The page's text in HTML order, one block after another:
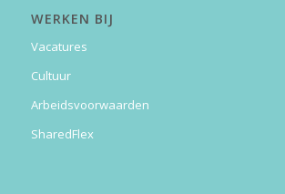
WERKEN BIJ
Vacatures
Cultuur
Arbeidsvoorwaarden
SharedFlex